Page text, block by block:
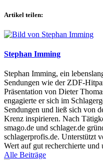
Artikel teilen:
Stephan Imming
Stephan Imming, ein
Sendungen wie der ZDF-
Präsentation von Dieter
engagierte er sich im
Sendungen und ließ sich von
Krenz inspirieren. Nach
smago.de und schlager.de
schlagerprofis.de. Unterstützt
Wert auf gut recherchierte und
Alle Beiträge